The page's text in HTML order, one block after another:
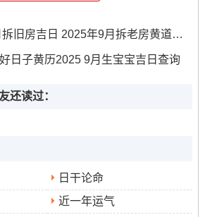
。
狗者需留意。适合注重家族传承、需
庭- 午时阳气最盛- 利于提升家运！
历七月十八）
17时至18时59分（丁酉时）。适宜进
挂匾、祭祀、开光、进人口、入
卸等活动。
旧房吉日 2025年9月拆老房黄道吉日
日子黄历2025 9月生宝宝吉日查询
还读过：
日干论命
近一年运气